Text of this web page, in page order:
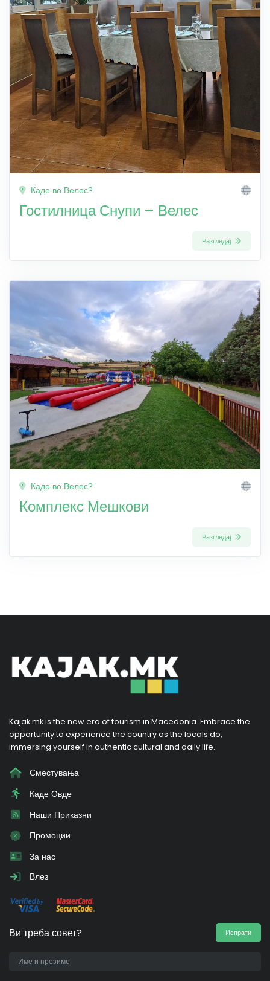
Каде во Велес?
Гостилница Снупи – Велес
Разгледај
Каде во Велес?
Комплекс Мешкови
Разгледај
Kajak.mk is the new era of tourism in Macedonia. Embrace the
opportunity to experience the country as the locals do,
immersing yourself in authentic cultural and daily life.
Сместувања
Каде Овде
Наши Приказни
Промоции
За нас
Влез
Ви треба совет? Испрати